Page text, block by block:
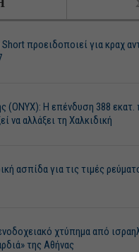
Short προειδοποιεί για κραχ
(ONYX): Η επένδυση 388 εκατ.
να αλλάξει τη Χαλκιδική
ασπίδα για τις τιμές
χτύπημα από
της Αθήνας